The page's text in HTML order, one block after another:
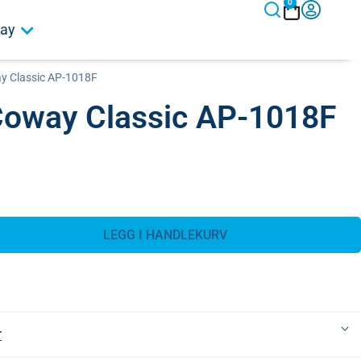
0
Classic AP-1018F
Classic AP-1018F
LEGG I HANDLEKURV